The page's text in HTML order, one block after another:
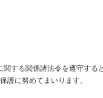
する関係諸法令を遵守する
護に努めてまいります。